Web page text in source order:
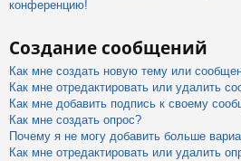
конференцию!
Создание сообщений
Как мне создать новую тему или
Как мне отредактировать или удалить
Как мне добавить подпись к своему
Как мне создать опрос?
Почему я не могу добавить больше
Как мне отредактировать или удалить